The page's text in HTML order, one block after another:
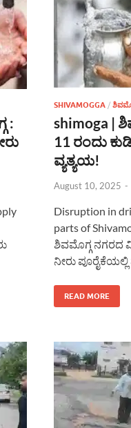
:
SHIVAMOGGA /
shimoga |
11 ರಂದು
ವ್ಯತ್ಯಯ!
August 10, 2025 -
Disruption in
parts of
ಶಿವಮೊಗ್ಗ ನಗರದ
ನೀರು
READ MORE